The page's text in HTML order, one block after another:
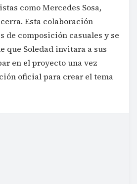
como Mercedes Sosa,
Esta colaboración
de composición casuales y se
que Soledad invitara a sus
en el proyecto una vez
oficial para crear el tema